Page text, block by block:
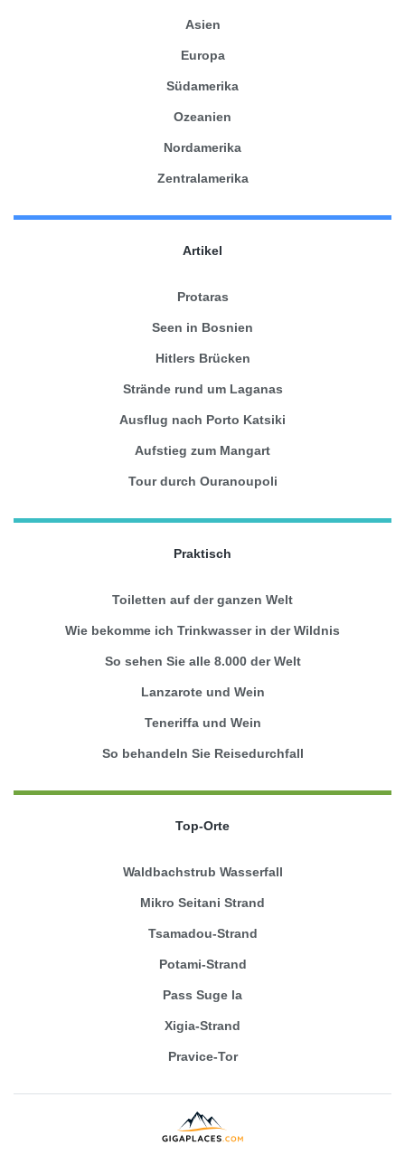
Asien
Europa
Südamerika
Ozeanien
Nordamerika
Zentralamerika
Artikel
Protaras
Seen in Bosnien
Hitlers Brücken
Strände rund um Laganas
Ausflug nach Porto Katsiki
Aufstieg zum Mangart
Tour durch Ouranoupoli
Praktisch
Toiletten auf der ganzen Welt
Wie bekomme ich Trinkwasser in der Wildnis
So sehen Sie alle 8.000 der Welt
Lanzarote und Wein
Teneriffa und Wein
So behandeln Sie Reisedurchfall
Top-Orte
Waldbachstrub Wasserfall
Mikro Seitani Strand
Tsamadou-Strand
Potami-Strand
Pass Suge la
Xigia-Strand
Pravice-Tor